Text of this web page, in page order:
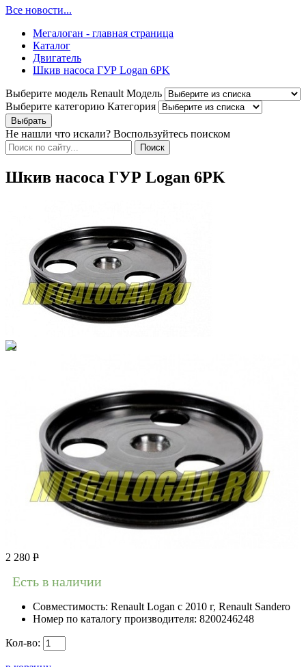
Все новости...
Мегалоган - главная страница
Каталог
Двигатель
Шкив насоса ГУР Logan 6PK
Выберите модель Renault Модель
Выберите категорию Категория
Не нашли что искали? Воспользуйтесь поиском
Шкив насоса ГУР Logan 6PK
2 280 Р
Есть в наличии
Совместимость: Renault Logan c 2010 г, Renault Sandero
Номер по каталогу производителя: 8200246248
Кол-во: